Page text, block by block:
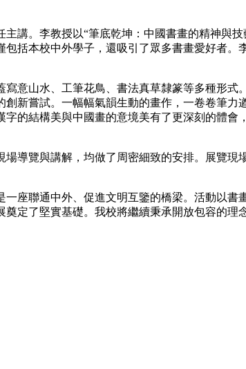
講。李教授以“筆底乾坤：中國書畫的精神與
括本校中外學子，還吸引了眾多書畫愛好者。
意山水、工筆花鳥、書法真草隸篆等多種形式
新嘗試。一幅幅氣韻生動的畫作，一卷卷筆力
的結構美與中國畫的意境美有了更深刻的體會
導覽與講解，均做了周密細致的安排。展覽現
座聯通中外、促進文明互鑒的橋梁。活動以書
定了堅實基礎。我校將繼續秉承開放包容的理